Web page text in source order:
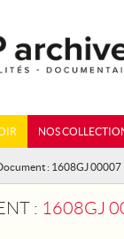
NOS
: 1608GJ 00007
: 1608GJ 00007 -